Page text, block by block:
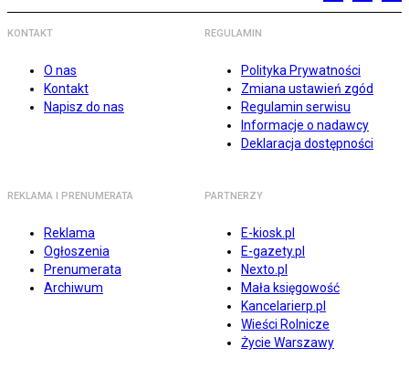
KONTAKT
O nas
Kontakt
Napisz do nas
REGULAMIN
Polityka Prywatności
Zmiana ustawień zgód
Regulamin serwisu
Informacje o nadawcy
Deklaracja dostępności
REKLAMA I PRENUMERATA
Reklama
Ogłoszenia
Prenumerata
Archiwum
PARTNERZY
E-kiosk.pl
E-gazety.pl
Nexto.pl
Mała księgowość
Kancelarierp.pl
Wieści Rolnicze
Życie Warszawy